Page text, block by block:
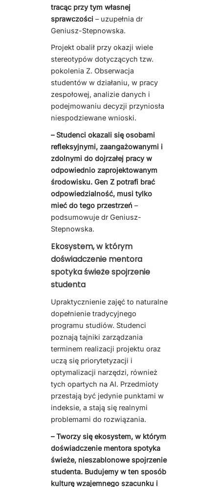
tracąc przy tym własnej
sprawczości – uzupełnia dr
Geniusz-Stepnowska.
Projekt obalił przy okazji wiele
stereotypów dotyczących tzw.
pokolenia Z. Obserwacja
studentów w działaniu, w pracy
zespołowej, analizie danych i
podejmowaniu decyzji przyniosła
niespodziewane wnioski.
– Studenci okazali się osobami
refleksyjnymi, zaangażowanymi i
zdolnymi do dojrzałej pracy w
odpowiednio zaprojektowanym
środowisku. Gen Z potrafi brać
odpowiedzialność, musi tylko
mieć do tego przestrzeń –
podsumowuje dr Geniusz-
Stepnowska.
Ekosystem, w którym
doświadczenie mentora
spotyka świeże spojrzenie
studenta
Upraktycznienie zajęć to naturalne
dopełnienie tradycyjnego
programu studiów. Studenci
poznają tajniki zarządzania
terminem realizacji projektu oraz
uczą się priorytetyzacji i
optymalizacji narzędzi, również
tych opartych na AI. Przedmioty
przestają być jedynie punktami w
indeksie, a stają się realnymi
problemami do rozwiązania.
– Tworzy się ekosystem, w którym
doświadczenie mentora spotyka
świeże, nieszablonowe spojrzenie
studenta. Budujemy w ten sposób
kulturę wzajemnego szacunku i